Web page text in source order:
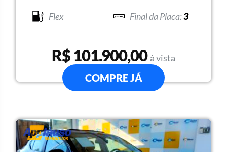
Flex
3
R$ 101.900,00 à vista
COMPRE JÁ